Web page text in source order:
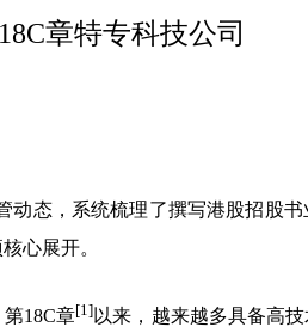
章特专科技公司
动态，系统梳理了撰写港股招股
心展开。
18C章[1] 以来，越来越多具备高